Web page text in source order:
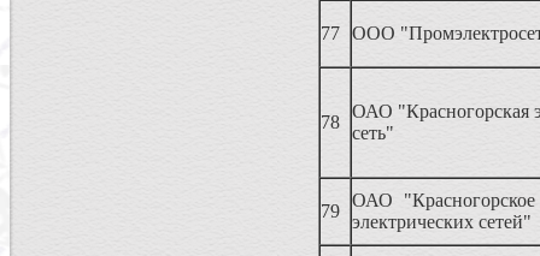
77 ООО
78
ОАО "Красногорская
сеть"
79
ОАО "Красногорское
электрических сетей"